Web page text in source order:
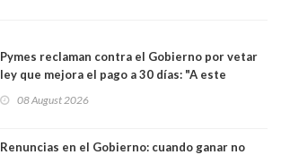
Pymes reclaman contra el Gobierno por vetar
ley que mejora el pago a 30 días: "A este
medianas empresas"
08 August 2026
Renuncias en el Gobierno: cuando ganar no